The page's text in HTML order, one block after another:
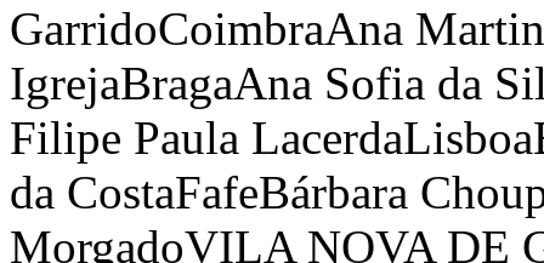
GarridoCoimbraAna
IgrejaBragaAna Sofia da
Filipe Paula LacerdaLisboa
da CostaFafeBárbara
MorgadoVILA NOVA DE